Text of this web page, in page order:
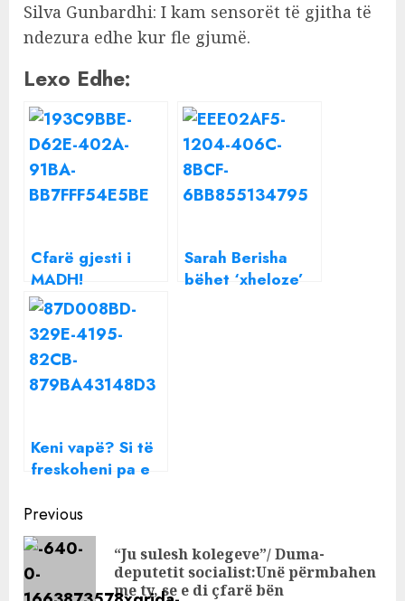
Silva Gunbardhi: I kam sensorët të gjitha të
ndezura edhe kur fle gjumë.
Lexo Edhe:
Cfarë gjesti i
MADH!
Këngëtarja Silva
Gumbardhi gjeti
një foshnje në
kazanin e
plehrave, e mori
Sarah Berisha
bëhet ‘xheloze’
Keni vapë? Si të
freskoheni pa e
kondicionerin
Continue
Reading
Previous
“Ju sulesh kolegeve”/ Duma-
deputetit socialist:Unë përmbahen
me ty, se e di çfarë bën